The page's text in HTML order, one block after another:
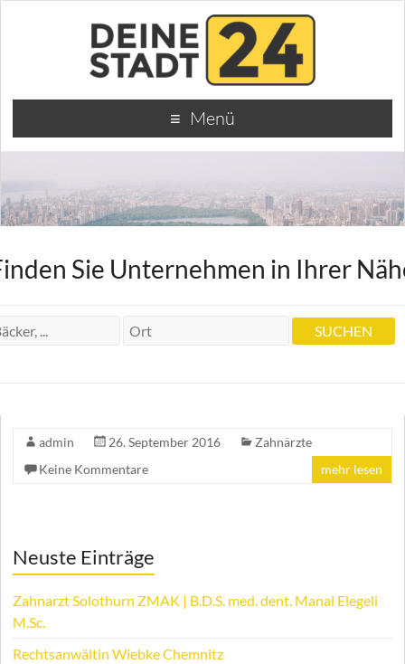
Menü
Sie Unternehmen in Ihrer
admin 26. September 2016
Zahnärzte
Keine Kommentare
mehr lesen
Neuste Einträge
Zahnarzt Solothurn ZMAK | B.D.S. med. dent. Manal Elegeli
M.Sc.
Rechtsanwältin Wiebke Chemnitz